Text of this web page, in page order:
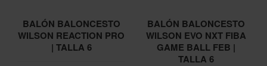
BALÓN BALONCESTO
WILSON REACTION PRO
| TALLA 6
BALÓN BALONCESTO
WILSON EVO NXT FIBA
GAME BALL FEB |
TALLA 6